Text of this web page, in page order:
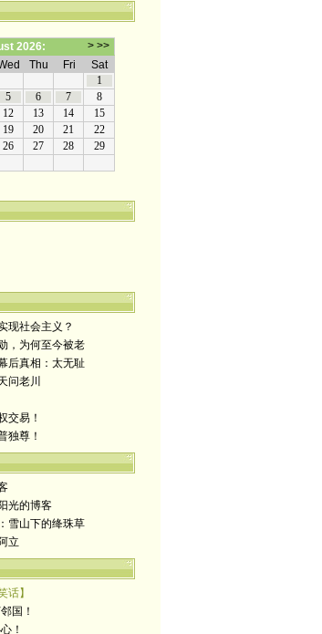
，酸甜苦辣铸人生
现社会主义？
，为何至今被老
后真相：太无耻
问老川
交易！
独尊！
光的博客
雪山下的绛珠草
立
话】
国！
！